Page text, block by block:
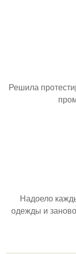
Решила
Надоело
одежды и